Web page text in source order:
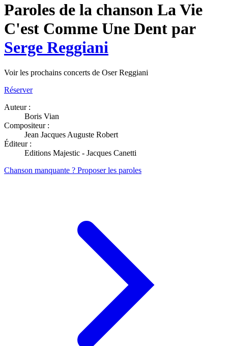
Paroles de la chanson La Vie
C'est Comme Une Dent par
Serge Reggiani
Voir les prochains concerts de Oser Reggiani
Réserver
Auteur :
Boris Vian
Compositeur :
Jean Jacques Auguste Robert
Éditeur :
Editions Majestic - Jacques Canetti
Chanson manquante ? Proposer les paroles